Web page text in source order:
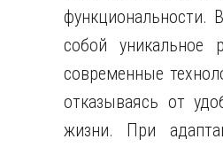
функциональности.
собой уникальное
современные
отказываясь от
жизни. При